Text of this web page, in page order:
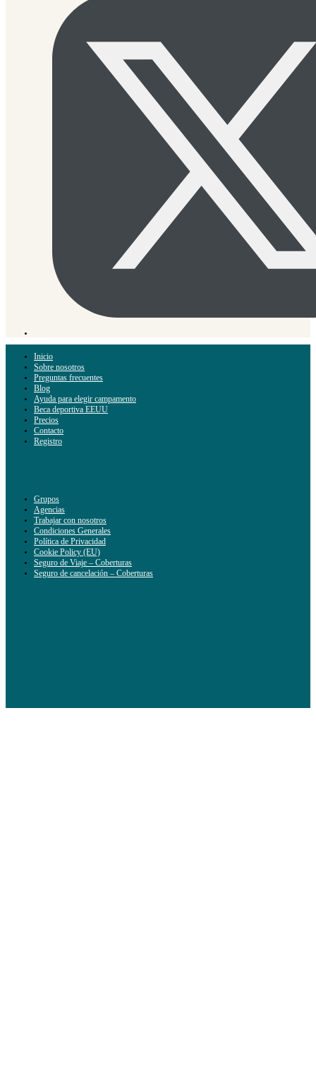
Inicio
Sobre nosotros
Preguntas frecuentes
Blog
Ayuda para elegir campamento
Beca deportiva EEUU
Precios
Contacto
Registro
Grupos
Agencias
Trabajar con nosotros
Condiciones Generales
Política de Privacidad
Cookie Policy (EU)
Seguro de Viaje – Coberturas
Seguro de cancelación – Coberturas